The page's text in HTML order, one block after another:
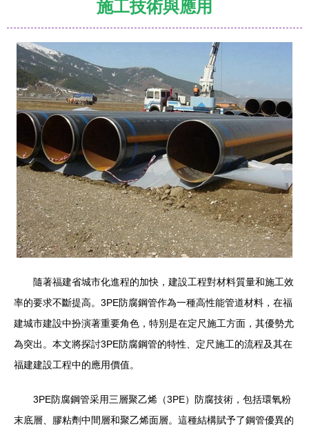
施工技術與應用
隨著福建省城市化進程的加快，建設工程對材料質量和施工效
率的要求不斷提高。3PE防腐鋼管作為一種高性能管道材料，在福
建城市建設中扮演著重要角色，特別是在定尺施工方面，其優勢尤
為突出。本文將探討3PE防腐鋼管的特性、定尺施工的流程及其在
福建建設工程中的應用價值。
3PE防腐鋼管采用三層聚乙烯（3PE）防腐技術，包括環氧粉
末底層、膠粘劑中間層和聚乙烯面層。這種結構賦予了鋼管優異的